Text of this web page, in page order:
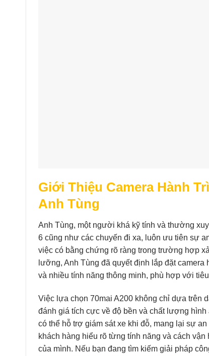
Giới Thiệu Camera Hành
Anh Tùng
Anh Tùng, một người khá kỹ tính và thường
6 cũng như các chuyến đi xa, luôn ưu tiên sự
việc có bằng chứng rõ ràng trong trường hợp
lưỡng, Anh Tùng đã quyết định lắp đặt
và nhiều tính năng thông minh, phù hợp với
Việc lựa chọn 70mai A200 không chỉ dựa trên
đánh giá tích cực về độ bền và chất lượng
có thể hỗ trợ giám sát xe khi đỗ, mang lại sự
khách hàng hiểu rõ từng tính năng và cách
của mình. Nếu bạn đang tìm kiếm giải pháp